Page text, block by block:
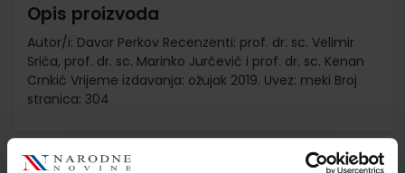
Opis proizvoda
Autor/i: Davor Perkov Recenzenti: prof. dr. sc. Velimir
Srića, prof. dr. sc. Marinko Jurčević i prof. dr. sc. Kenan
Crnkić Vrijeme izdavanja: ožujak 2019. Uvez: meki Broj
stranica: 304